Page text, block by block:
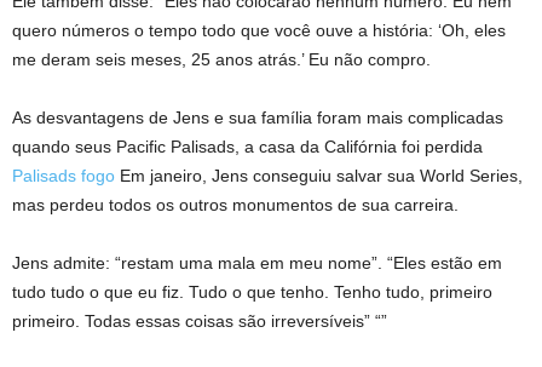
quero números o tempo todo que você ouve a história: ‘Oh, eles
me deram seis meses, 25 anos atrás.’ Eu não compro.
As desvantagens de Jens e sua família foram mais complicadas
quando seus Pacific Palisads, a casa da Califórnia foi perdida
Palisads fogo Em janeiro, Jens conseguiu salvar sua World Series,
mas perdeu todos os outros monumentos de sua carreira.
Jens admite: “restam uma mala em meu nome”. “Eles estão em
tudo tudo o que eu fiz. Tudo o que tenho. Tenho tudo, primeiro
primeiro. Todas essas coisas são irreversíveis” “”